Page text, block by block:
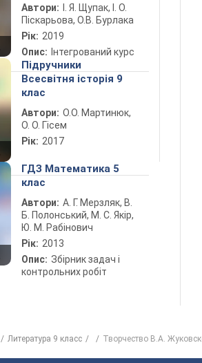
Автори:
І. Я. Щупак, І. О.
Піскарьова, О.В. Бурлака
Рік: 2019
Опис: Інтегрований курс
Підручники
Всесвітня історія 9
клас
Автори: О.О. Мартинюк,
О. О. Гісем
Рік: 2017
ГДЗ Математика 5
клас
Автори: А. Г. Мерзляк, В.
Б. Полонський, М. С. Якір,
Ю. М. Рабінович
Рік: 2013
Опис: Збірник задач і
контрольних робіт
Литература 9 класс Творчество В.А.